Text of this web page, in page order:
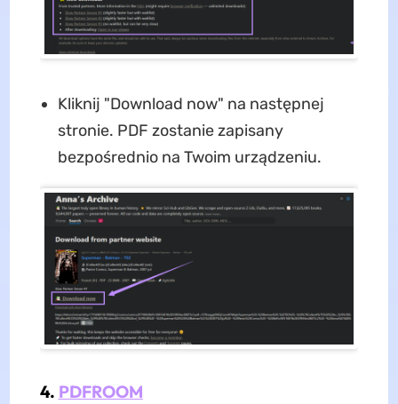
Kliknij "Download now" na następnej
stronie. PDF zostanie zapisany
bezpośrednio na Twoim urządzeniu.
4. PDFROOM